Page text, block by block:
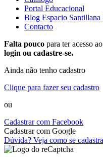
Portal Educacional
Blog Espacio Santillana
Contacto
Falta pouco para ter acesso
login ou cadastre-se.
Ainda não tenho cadastro
Clique para fazer seu cadastro
ou
Cadastrar com Facebook
Cadastrar com Google
Dúvida? Veja como se